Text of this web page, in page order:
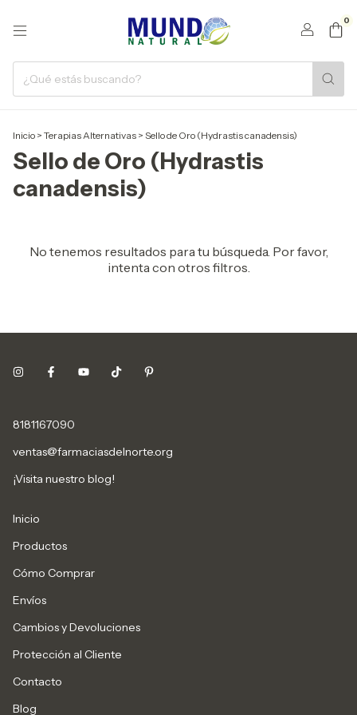
0
Inicio > Terapias Alternativas > Sello de Oro (Hydrastis canadensis)
Sello de Oro (Hydrastis
canadensis)
No tenemos resultados para tu búsqueda. Por favor,
intenta con otros filtros.
8181167090
ventas@farmaciasdelnorte.org
¡Visita nuestro blog!
Inicio
Productos
Cómo Comprar
Envíos
Cambios y Devoluciones
Protección al Cliente
Contacto
Blog